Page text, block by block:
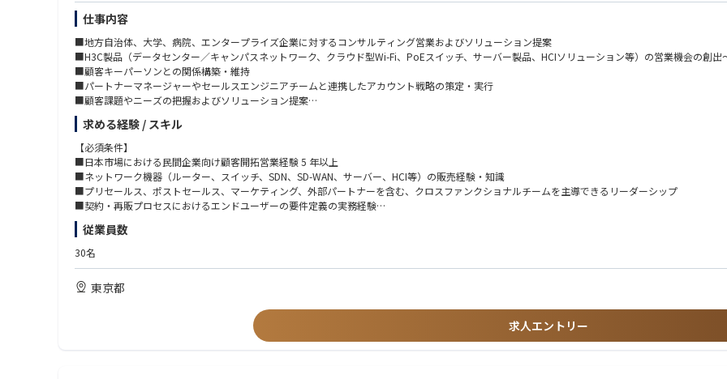
仕事内容
■地方自治体、大学、病院、エンタープライズ企業に対するコンサルティング営業およびソリューション提案
■H3C製品（データセンター／キャンパスネットワーク、クラウド型Wi-Fi、PoEスイッチ、サーバー製品、HCIソリューション等）の営業機会の創出
■顧客キーパーソンとの関係構築・維持
■パートナーマネージャーやセールスエンジニアチームと連携したアカウント戦略の策定・実行
■顧客課題やニーズの把握およびソリューション提案
■担当地域・指名アカウントに基づくマーケティングプランの立案・実施
求める経験 / スキル
【必須条件】
■日本市場における民間企業向け顧客開拓営業経験 5 年以上
■ネットワーク機器（ルーター、スイッチ、SDN、SD-WAN、サーバー、HCI等）の販売経験・知識
■プリセールス、ポストセールス、マーケティング、外部パートナーを含む、クロスファンクショナルチームを主導できるリーダーシップ
■契約・再販プロセスにおけるエンドユーザーの要件定義の実務経験
【歓迎条件】
■社内外のあらゆるレベルの関係者と円滑な関係を構築・維持できるコミュニケーションスキル
■顧客および地域パートナーへの出張対応が可能な方
従業員数
30名
東京都
求人エントリー